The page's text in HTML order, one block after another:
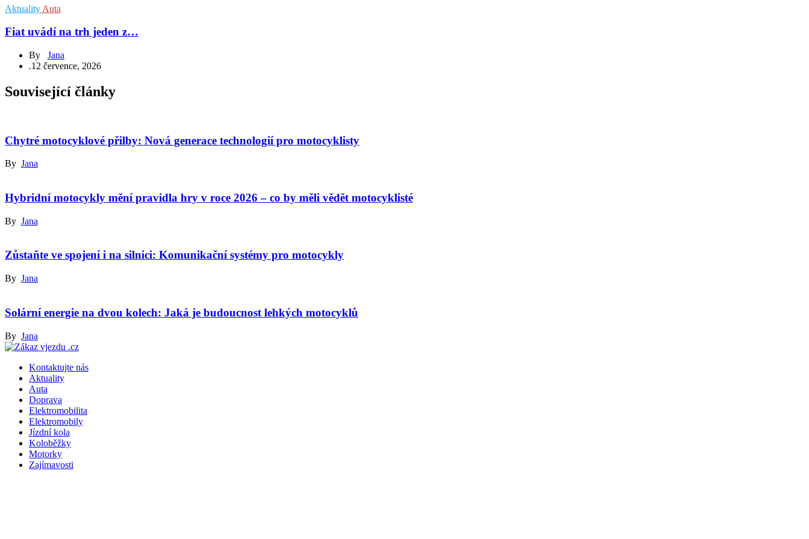
Aktuality Auta
Fiat uvádí na trh jeden z…
By Jana
.12 července, 2026
Související články
Chytré motocyklové přilby: Nová generace technologií pro motocyklisty
By Jana
Hybridní motocykly mění pravidla hry v roce 2026 – co by měli vědět motocyklisté
By Jana
Zůstaňte ve spojení i na silnici: Komunikační systémy pro motocykly
By Jana
Solární energie na dvou kolech: Jaká je budoucnost lehkých motocyklů
By Jana
Kontaktujte nás
Aktuality
Auta
Doprava
Elektromobilita
Elektromobily
Jízdní kola
Koloběžky
Motorky
Zajímavosti